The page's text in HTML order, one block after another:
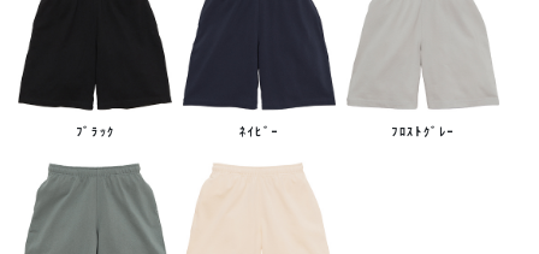
ﾌﾞﾗｯｸ ﾈｲﾋﾞｰ ﾌﾛｽﾄｸﾞﾚｰ